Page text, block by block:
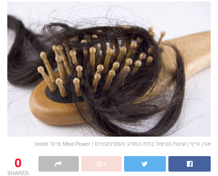
אורן זריף | שיטת הטיפול בתת המודע והפסיכוקינזיס | Mind Power מיינד פאואר
0
SHARES